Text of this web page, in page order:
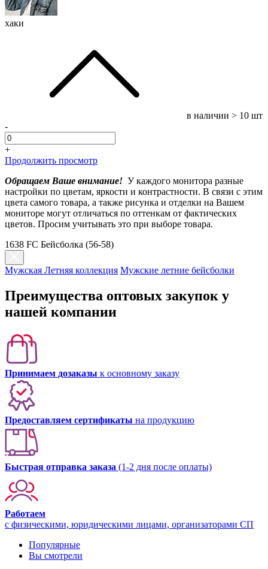
хаки
в наличии > 10 шт
-
+
Продолжить просмотр
Обращаем Ваше внимание! У каждого монитора разные
настройки по цветам, яркости и контрастности. В связи с этим
цвета самого товара, а также рисунка и отделки на Вашем
мониторе могут отличаться по оттенкам от фактических
цветов. Просим учитывать это при выборе товара.
1638 FC Бейсболка (56-58)
Мужская Летняя коллекция Мужские летние бейсболки
Преимущества оптовых закупок у
нашей компании
Принимаем дозаказы к основному заказу
Предоставляем сертификаты на продукцию
Быстрая отправка заказа (1-2 дня после оплаты)
Работаем
с физическими, юридическими лицами, организаторами СП
Популярные
Вы смотрели